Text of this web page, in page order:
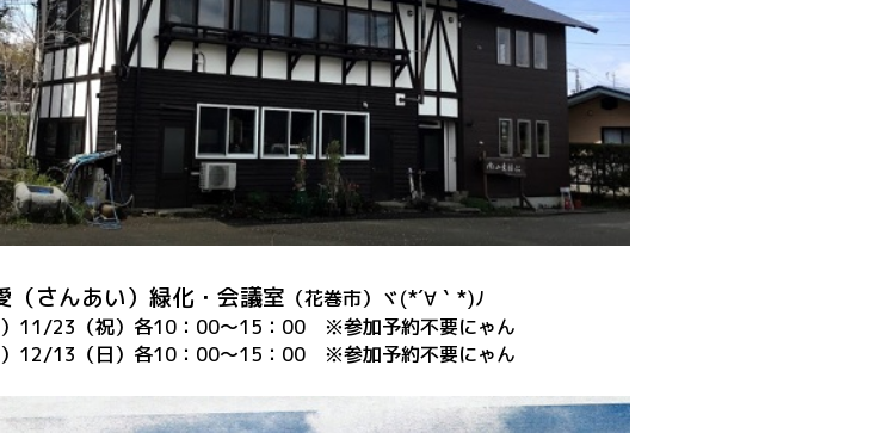
（さんあい）緑化・会議室 （花巻市）ヾ(*´∀｀*)ﾉ
11/23（祝）各10：00～15：00 ※参加予約不要にゃん
12/13（日）各10：00～15：00 ※参加予約不要にゃん